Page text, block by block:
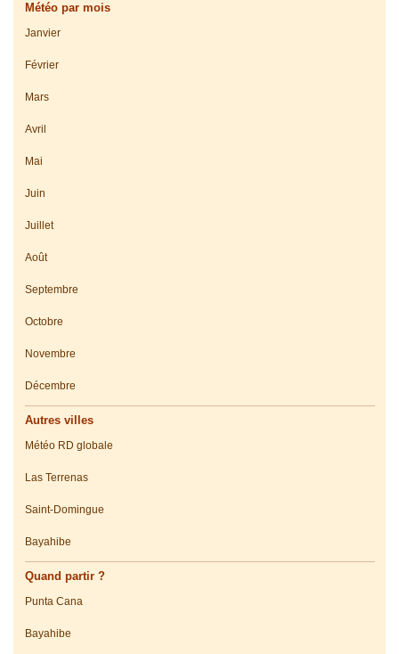
Météo par mois
Janvier
Février
Mars
Avril
Mai
Juin
Juillet
Août
Septembre
Octobre
Novembre
Décembre
Autres villes
Météo RD globale
Las Terrenas
Saint-Domingue
Bayahibe
Quand partir ?
Punta Cana
Bayahibe